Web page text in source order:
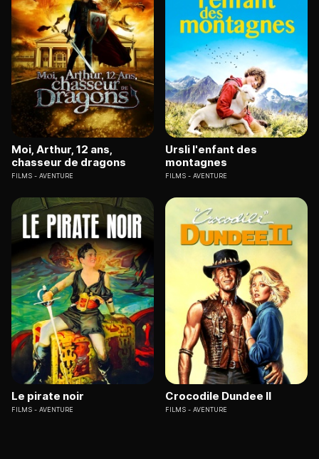
Moi, Arthur, 12 ans,
chasseur de dragons
FILMS AVENTURE
Ursli l'enfant des
montagnes
FILMS AVENTURE
Le pirate noir
FILMS AVENTURE
Crocodile Dundee II
FILMS AVENTURE